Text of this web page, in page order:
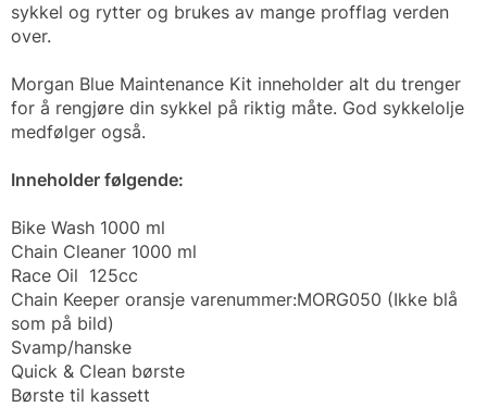
sykkel og rytter og brukes av mange profflag verden
over.
Morgan Blue Maintenance Kit inneholder alt du trenger
for å rengjøre din sykkel på riktig måte. God sykkelolje
medfølger også.
Inneholder følgende:
Bike Wash 1000 ml
Chain Cleaner 1000 ml
Race Oil 125cc
Chain Keeper oransje varenummer:MORG050 (Ikke blå
som på bild)
Svamp/hanske
Quick & Clean børste
Børste til kassett